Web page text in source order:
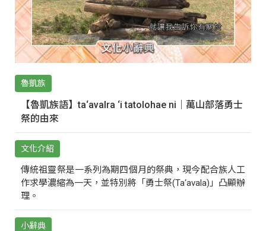
魯凱族
【魯凱族語】ta‘avalra ‘i tatolohae ni｜萬山部落勇士
祭的由來
文化介紹
傳統祖靈祭是一系列為期四個月的祭典，現今配合族人工
作求學濃縮為一天，並特別將「勇士祭(Ta‘avala)」凸顯辦
理。
小辭典